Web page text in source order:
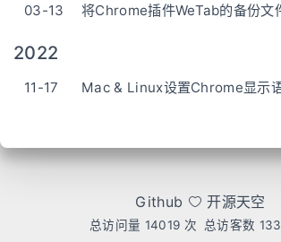
03-13
2022
11-17 Mac & Linux设置Chrome显示
Github 开源天空
总访问量 14019 次 总访客数